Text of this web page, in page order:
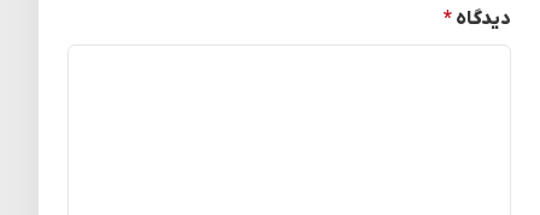
دیدگاه *